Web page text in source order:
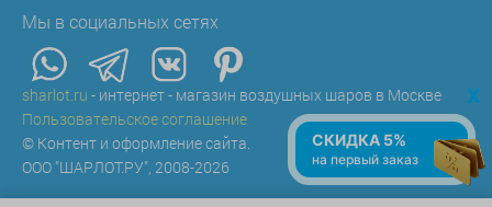
Мы в социальных сетях
sharlot.ru - интернет - магазин воздушных шаров в Москве
Пользовательское соглашение
© Контент и оформление сайта.
ООО "ШАРЛОТ.РУ", 2008-2026
x
СКИДКА 5%
на первый заказ